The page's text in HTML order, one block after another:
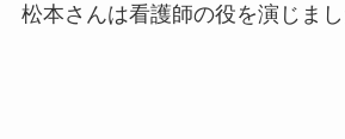
松本さんは看護師の役を演じまし